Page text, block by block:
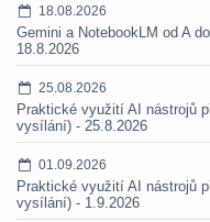
18.08.2026
Gemini a NotebookLM od A
18.8.2026
25.08.2026
Praktické využití AI nástrojů
vysílání) - 25.8.2026
01.09.2026
Praktické využití AI nástrojů
vysílání) - 1.9.2026